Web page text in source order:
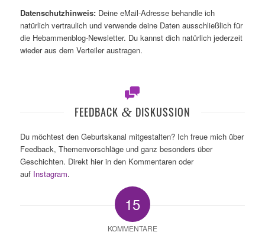
Datenschutzhinweis:Deine eMail-Adresse behandle ich
natürlich vertraulich und verwende deine Daten ausschließlich für
die Hebammenblog-Newsletter. Du kannst dich natürlich jederzeit
wieder aus dem Verteiler austragen.
FEEDBACK & DISKUSSION
Du möchtest den Geburtskanal mitgestalten? Ich freue mich über
Feedback, Themenvorschläge und ganz besonders über
Geschichten. Direkt hier in den Kommentaren oder
auf Instagram.
15
KOMMENTARE